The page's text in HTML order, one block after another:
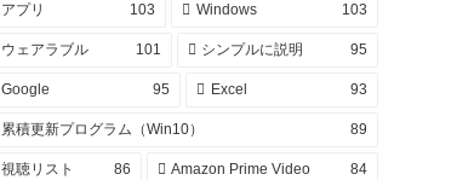
アプリ 103 Windows 103
ウェアラブル 101 シンプルに説明 95
Google 95 Excel 93
累積更新プログラム（Win10） 89
視聴リスト 86 Amazon Prime Video 84